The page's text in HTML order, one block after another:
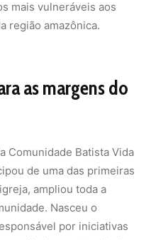
mais de uma tonelada
São Francisco.